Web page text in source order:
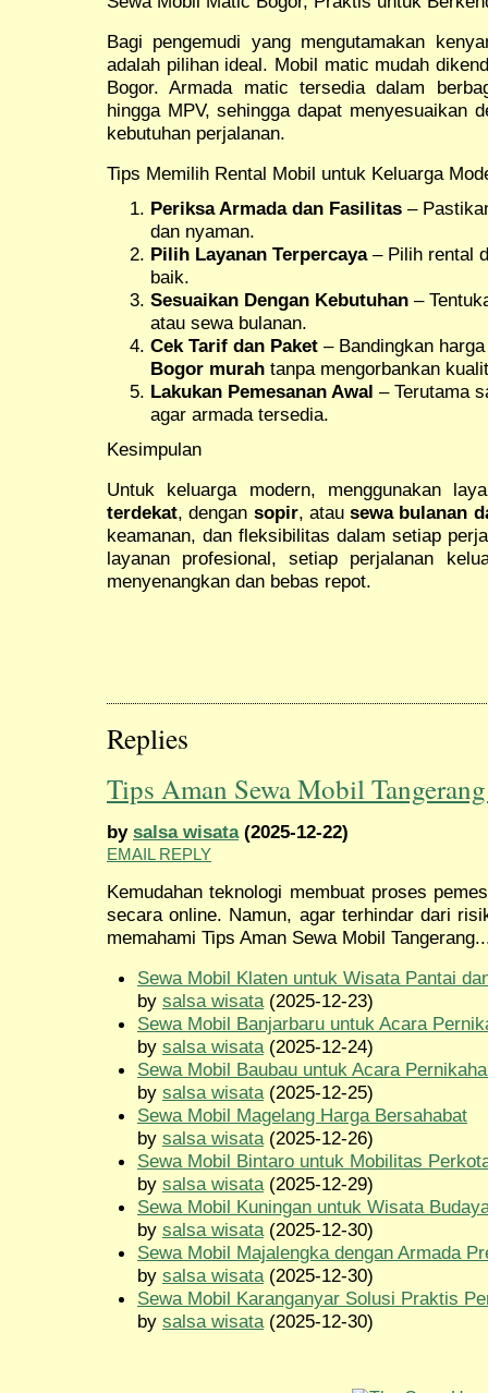
Bagi pengemudi yang mengutamakan
adalah pilihan ideal. Mobil matic mudah
Bogor. Armada matic tersedia dalam
hingga MPV, sehingga dapat menyesuaikan
kebutuhan perjalanan.
Tips Memilih Rental Mobil untuk Keluarga
Periksa Armada dan Fasilitas –
dan nyaman.
Pilih Layanan Terpercaya– Pilih rental
baik.
Sesuaikan Dengan Kebutuhan –
atau sewa bulanan.
Cek Tarif dan Paket – Bandingkan
Bogor murah tanpa mengorbankan
Lakukan Pemesanan Awal – Terutama
agar armada tersedia.
Kesimpulan
Untuk keluarga modern, menggunakan
terdekat, dengan sopir, atausewa bulanan
keamanan, dan fleksibilitas dalam setiap
layanan profesional, setiap perjalanan
menyenangkan dan bebas repot.
Replies
Tips Aman Sewa Mobil
by salsa wisata(2025-12-22)
EMAIL REPLY
Kemudahan teknologi membuat proses
secara online. Namun, agar terhindar dari
memahami Tips Aman Sewa Mobil
Sewa Mobil Klaten untuk Wisata Pantai
by salsa wisata(2025-12-23)
Sewa Mobil Banjarbaru untuk Acara
by salsa wisata(2025-12-24)
Sewa Mobil Baubau untuk Acara
by salsa wisata(2025-12-25)
Sewa Mobil Magelang Harga Bersahabat
by salsa wisata(2025-12-26)
Sewa Mobil Bintaro untuk Mobilitas
by salsa wisata(2025-12-29)
Sewa Mobil Kuningan untuk Wisata
by salsa wisata(2025-12-30)
Sewa Mobil Majalengka dengan Armada
by salsa wisata(2025-12-30)
Sewa Mobil Karanganyar Solusi Praktis
by salsa wisata(2025-12-30)